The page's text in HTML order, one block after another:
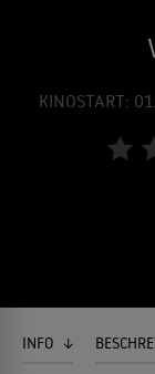
KINOSTART:
INFO